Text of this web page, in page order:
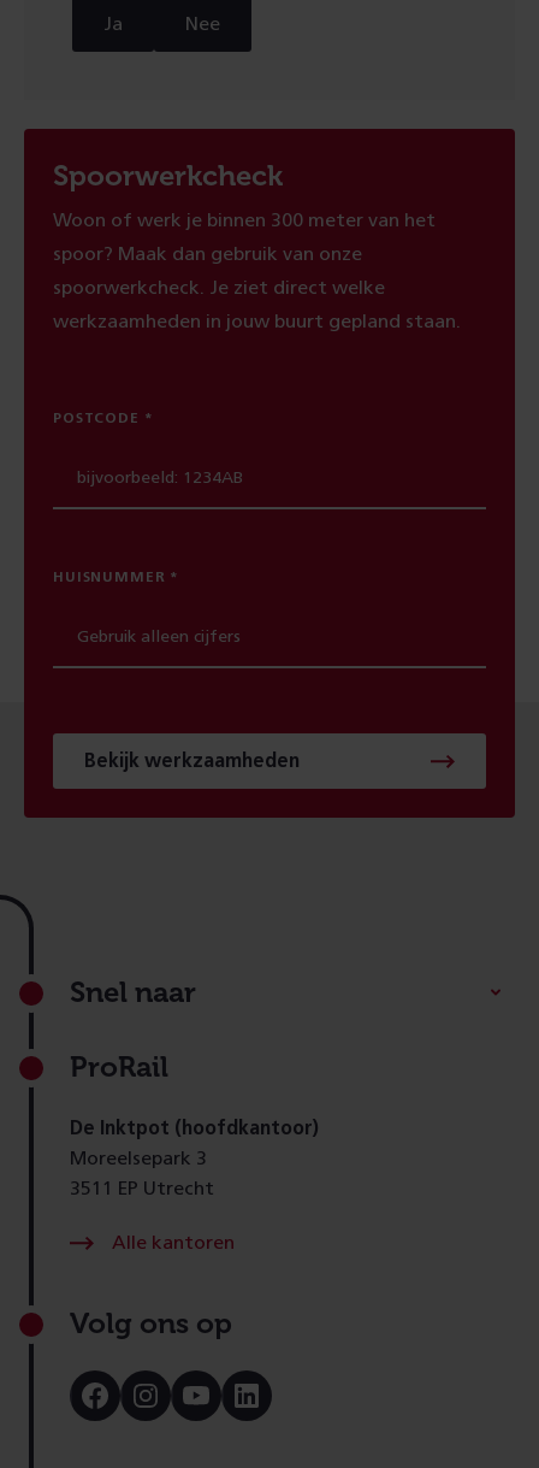
Ja Nee
Spoorwerkcheck
Woon of werk je binnen 300 meter van het
spoor? Maak dan gebruik van onze
spoorwerkcheck. Je ziet direct welke
werkzaamheden in jouw buurt gepland staan.
POSTCODE
HUISNUMMER
Bekijk werkzaamheden
Footer
Snel naar
ProRail
De Inktpot (hoofdkantoor)
Moreelsepark 3
3511 EP Utrecht
Alle kantoren
Volg ons op
Bezoek
onze
Bezoek
onze
Bezoek
onze
Bezoek
onze